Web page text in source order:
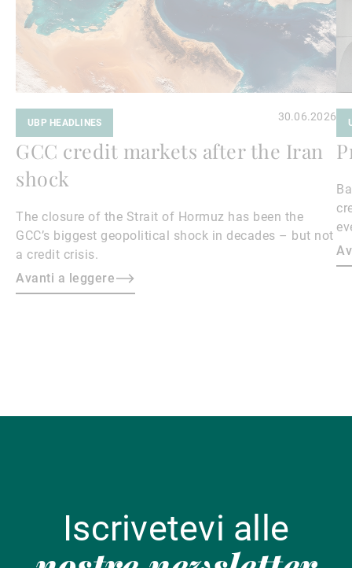
UBP HEADLINES 30.06.2026
GCC credit markets after the Iran
shock
The closure of the Strait of Hormuz has been the
GCC’s biggest geopolitical shock in decades – but not
a credit crisis.
Avanti a leggere
Iscrivetevi alle